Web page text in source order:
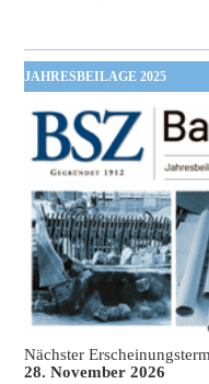
JAHRESBEILAGE 2025
Nächster
28. November 2026